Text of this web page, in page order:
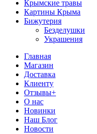
Крымские травы
Картины Крыма
Бижутерия
Безделушки
Украшения
Главная
Магазин
Доставка
Клиенту
Отзывы+
О нас
Новинки
Наш Блог
Новости